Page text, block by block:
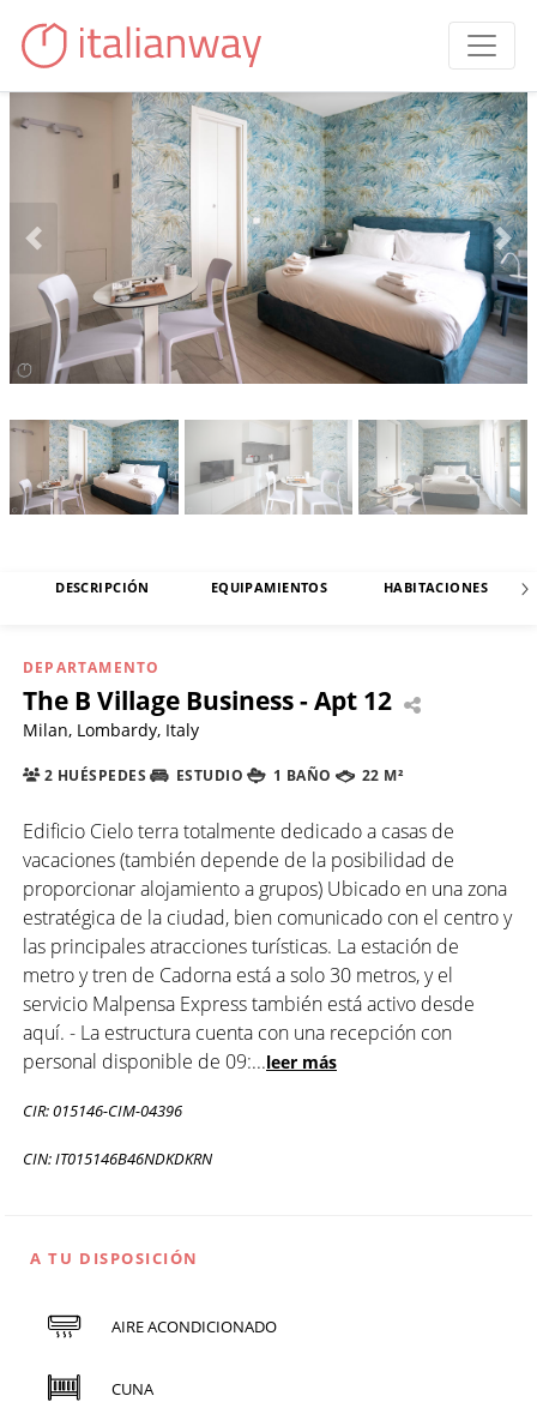
DESCRIPCIÓN EQUIPAMIENTOS HABITACIONES
DEPARTAMENTO
The B Village Business - Apt 12
Milan, Lombardy, Italy
2 HUÉSPEDES ESTUDIO 1 BAÑO 22 M²
Edificio Cielo terra totalmente dedicado a casas de
vacaciones (también depende de la posibilidad de
proporcionar alojamiento a grupos) Ubicado en una zona
estratégica de la ciudad, bien comunicado con el centro y
las principales atracciones turísticas. La estación de
metro y tren de Cadorna está a solo 30 metros, y el
servicio Malpensa Express también está activo desde
aquí. - La estructura cuenta con una recepción con
personal disponible de 09:...leer más
CIR: 015146-CIM-04396
CIN: IT015146B46NDKDKRN
A TU DISPOSICIÓN
AIRE ACONDICIONADO
CUNA